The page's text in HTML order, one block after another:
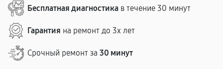
Бесплатная диагностика в течение 30 минут
Гарантия на ремонт до 3х лет
Срочный ремонт за 30 минут